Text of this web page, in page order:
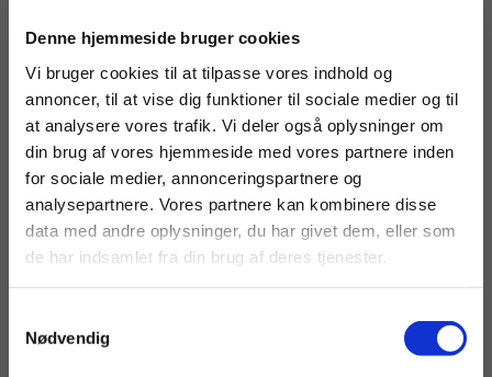
Denne hjemmeside bruger cookies
Vi bruger cookies til at tilpasse vores indhold og
annoncer, til at vise dig funktioner til sociale medier og til
at analysere vores trafik. Vi deler også oplysninger om
din brug af vores hjemmeside med vores partnere inden
for sociale medier, annonceringspartnere og
analysepartnere. Vores partnere kan kombinere disse
data med andre oplysninger, du har givet dem, eller som
de har indsamlet fra din brug af deres tjenester.
Nødvendig
BEST BROODBITCH 2003 AND BEST BROODBITCH 2004 DCH DJCH
CDCH BUNDESJUGENDSIEGER 1997 DEE-FAIR FAME´S CHOICE